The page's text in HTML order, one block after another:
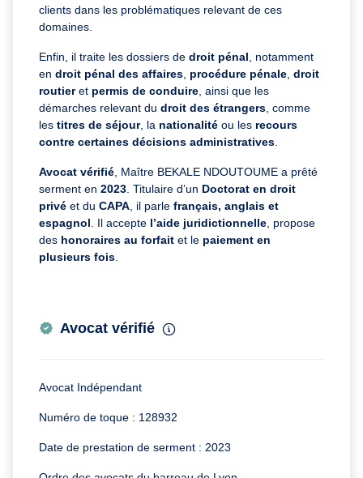
clients dans les problématiques relevant de ces
domaines.
Enfin, il traite les dossiers de droit pénal , notamment
en droit pénal des affaires procédure pénale droit
routieret permis de conduire , ainsi que les
démarches relevant du droit des étrangers , comme
les titres de séjour, la nationalité ou les recours
contre certaines décisions administratives
Avocat vérifié , Maître BEKALE NDOUTOUME a prêté
serment en 2023 . Titulaire d’un Doctorat en droit
privé et du CAPA , il parle français, anglais et
espagnol . Il accepte l’aide juridictionnelle , propose
des honoraires au forfait et le paiement en
plusieurs fois
Avocat vérifié
Avocat Indépendant
Numéro de toque : 128932
Date de prestation de serment : 2023